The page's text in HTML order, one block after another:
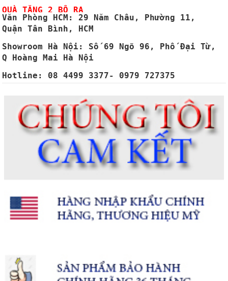
QUÀ TẶNG 2 BỘ RA
Văn Phòng HCM : 29 Năm Châu, Phường 11,
Quận Tân Bình, HCM
Showroom Hà Nội : Số 69 Ngõ 96, Phố Đại Từ,
Q Hoàng Mai Hà Nội
Hotline:
08 4499 3377- 0979 727375